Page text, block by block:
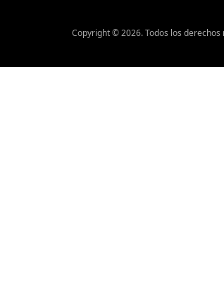
Copyright ©2026. Todos los